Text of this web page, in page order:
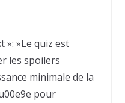
»: »Le quiz est
les spoilers
minimale de la
pour